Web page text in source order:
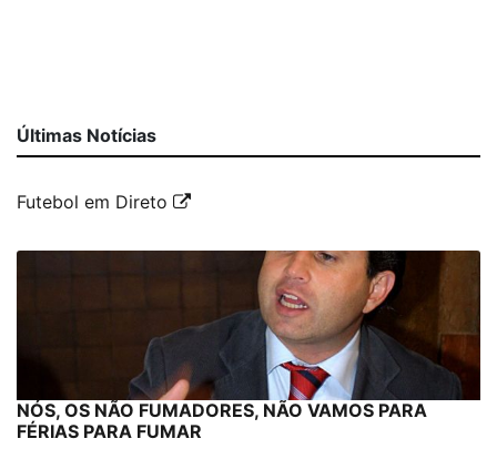
Últimas Notícias
Futebol em Direto
NÓS, OS NÃO FUMADORES, NÃO VAMOS PARA
FÉRIAS PARA FUMAR